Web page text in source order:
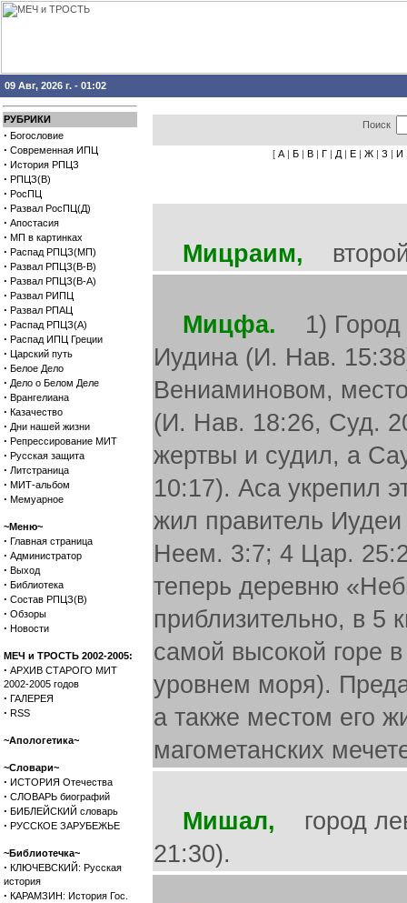
09 Авг, 2026 г. - 01:02
РУБРИКИ
· Богословие
· Современная ИПЦ
· История РПЦЗ
· РПЦЗ(В)
· РосПЦ
· Развал РосПЦ(Д)
· Апостасия
· МП в картинках
· Распад РПЦЗ(МП)
· Развал РПЦЗ(В-В)
· Развал РПЦЗ(В-А)
· Развал РИПЦ
· Развал РПАЦ
· Распад РПЦЗ(А)
· Распад ИПЦ Греции
· Царский путь
· Белое Дело
· Дело о Белом Деле
· Врангелиана
· Казачество
· Дни нашей жизни
· Репрессирование МИТ
· Русская защита
· Литстраница
· МИТ-альбом
· Мемуарное
~Меню~
· Главная страница
· Администратор
· Выход
· Библиотека
· Состав РПЦЗ(В)
· Обзоры
· Новости
МЕЧ и ТРОСТЬ 2002-2005:
· АРХИВ СТАРОГО МИТ
2002-2005 годов
· ГАЛЕРЕЯ
· RSS
~Апологетика~
~Словари~
· ИСТОРИЯ Отечества
· СЛОВАРЬ биографий
· БИБЛЕЙСКИЙ словарь
· РУССКОЕ ЗАРУБЕЖЬЕ
~Библиотечка~
· КЛЮЧЕВСКИЙ: Русская
история
· КАРАМЗИН: История Гос.
Поиск
[ А | Б | В | Г | Д | Е | Ж | З | И
Мицраим,
Мицфа. 1) Город
Иудина (И. Нав.
Вениаминовом,
(И. Нав. 18:26, Суд.
жертвы и судил, а
10:17). Аса укрепил
жил правитель
Неем. 3:7; 4 Цар.
теперь деревню
приблизительно, в 5
самой высокой горе
уровнем моря).
а также местом его
магометанских
Мишал, город
21:30).